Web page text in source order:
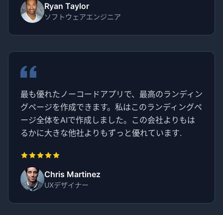
Ryan Taylor
ソフトウェアエンジニア
最も優れたノーコードアプリで、最高のランディン
グページを作成できます。私はこのランディングペ
ージ全体をAIで作成しました。この会社よりもは
るかに大きな他社よりもずっと優れています.
Chris Martinez
UXデザイナー